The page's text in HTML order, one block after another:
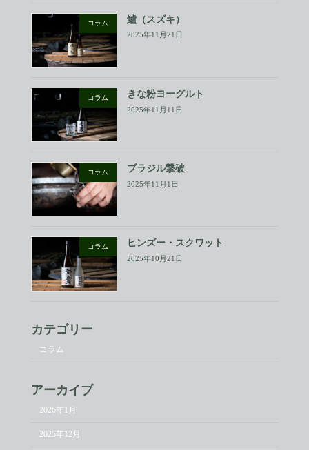
コラム 鱸（スズキ）
2025年11月21日
コラム きな粉ヨーグルト
2025年11月11日
コラム ブラジル撃破
2025年11月1日
コラム ヒンズー・スクワット
2025年10月21日
カテゴリー
コラム
アーカイブ
2026年1月
2025年12月